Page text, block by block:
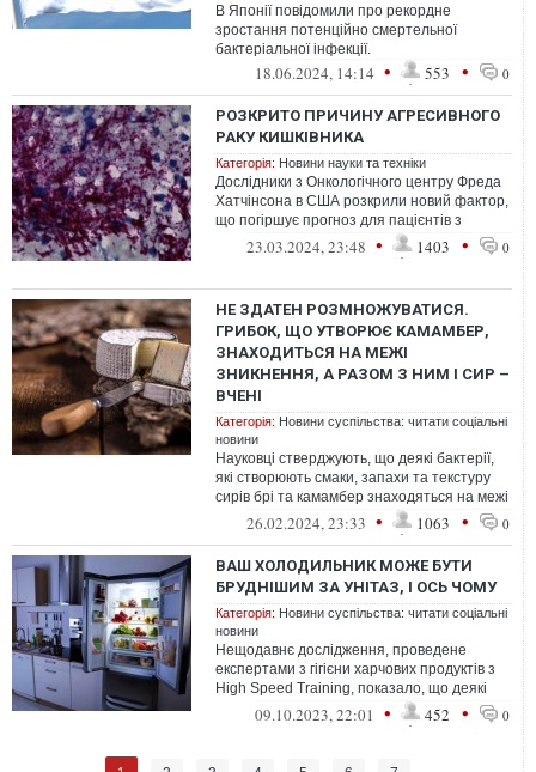
В Японії повідомили про рекордне
зростання потенційно смертельної
бактеріальної інфекції.
18.06.2024, 14:14 • 553 • 0
РОЗКРИТО ПРИЧИНУ АГРЕСИВНОГО
РАКУ КИШКІВНИКА
Категорія: Новини науки та техніки
Дослідники з Онкологічного центру Фреда
Хатчінсона в США розкрили новий фактор,
що погіршує прогноз для пацієнтів з
колоректальним раком
23.03.2024, 23:48 • 1403 • 0
НЕ ЗДАТЕН РОЗМНОЖУВАТИСЯ.
ГРИБОК, ЩО УТВОРЮЄ КАМАМБЕР,
ЗНАХОДИТЬСЯ НА МЕЖІ
ЗНИКНЕННЯ, А РАЗОМ З НИМ І СИР –
ВЧЕНІ
Категорія: Новини суспільства: читати соціальні
новини
Науковці стверджують, що деякі бактерії,
які створюють смаки, запахи та текстуру
сирів брі та камамбер знаходяться на межі
зникнення.
26.02.2024, 23:33 • 1063 • 0
ВАШ ХОЛОДИЛЬНИК МОЖЕ БУТИ
БРУДНІШИМ ЗА УНІТАЗ, І ОСЬ ЧОМУ
Категорія: Новини суспільства: читати соціальні
новини
Нещодавнє дослідження, проведене
експертами з гігієни харчових продуктів з
High Speed Training, показало, що деякі
частини холодильник у три рази бруд...
09.10.2023, 22:01 • 452 • 0